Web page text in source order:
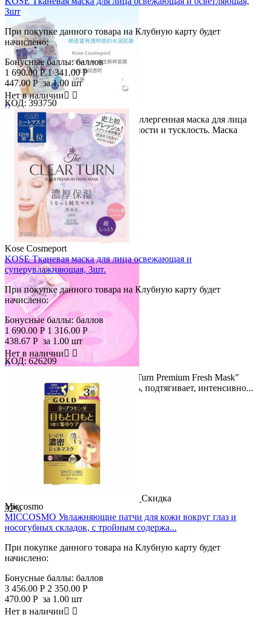
Скидка
21%
3шт
При покупке данного товара на Клубную карту будет
начислено:
Бонусные баллы: баллов
1 690.00 Р 1 341.00 Р
447.00 Рза 1.00 шт
Нет в наличии 

Специально разработанная гипоаллергенная маска для лица
без добавок, устраняющая неровности и тусклость. Маска
для...
КОД: 393750
Kose Cosmeport
KOSE Тканевая маска для лица освежающая и
суперувлажняющая, 3шт.
При покупке данного товара на Клубную карту будет
начислено:
Бонусные баллы: баллов
1 690.00 Р 1 316.00 Р
438.67 Р за 1.00 шт
Нет в наличии 

Премиум-маска для лица, "Clear Turn Premium Fresh Mask"
освежает кожу, снимает усталость, подтягивает, интенсивно...
КОД: 626209
Скидка
32%
Miccosmo
MICCOSMO Увлажняющие патчи для кожи вокруг глаз и
носогубных складок, с тройным содержа...
При покупке данного товара на Клубную карту будет
начислено:
Бонусные баллы: баллов
3 456.00 Р 2 350.00 Р
470.00 Р за 1.00 шт
Нет в наличии 